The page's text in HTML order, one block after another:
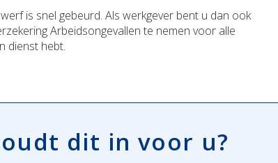
is snel gebeurd. Als werkgever bent u dan ook
Arbeidsongevallen te nemen voor alle
dienst hebt.
dit in voor u?